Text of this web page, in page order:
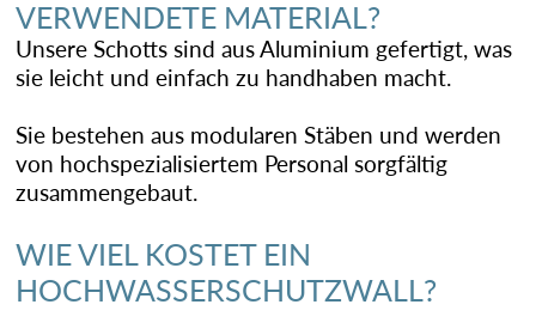
VERWENDETE MATERIAL?
Unsere Schotts sind aus Aluminium gefertigt, was
sie leicht und einfach zu handhaben macht.
Sie bestehen aus modularen Stäben und werden
von hochspezialisiertem Personal sorgfältig
zusammengebaut.
WIE VIEL KOSTET EIN
HOCHWASSERSCHUTZWALL?